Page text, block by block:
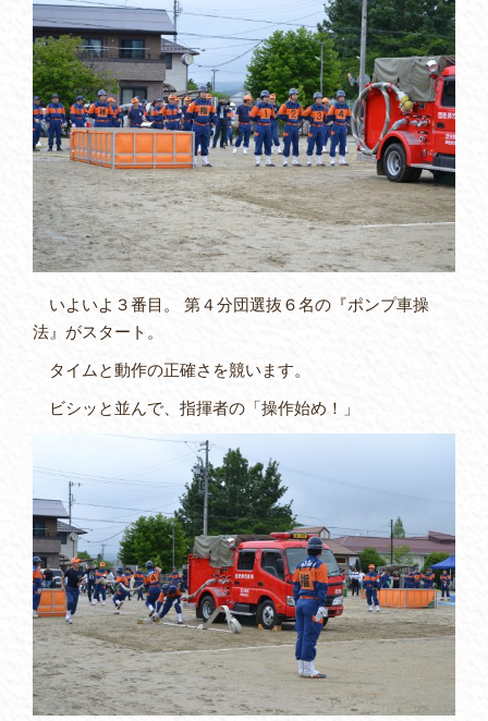
いよいよ３番目。 第４分団選抜６名の『ポンプ車操
法』がスタート。
タイムと動作の正確さを競います。
ビシッと並んで、指揮者の「操作始め！」